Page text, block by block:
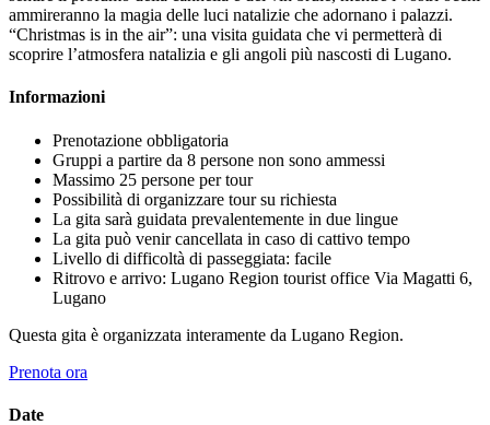
ammireranno la magia delle luci natalizie che adornano i palazzi.
“Christmas is in the air”: una visita guidata che vi permetterà di
scoprire l’atmosfera natalizia e gli angoli più nascosti di Lugano.
Informazioni
Prenotazione obbligatoria
Gruppi a partire da 8 persone non sono ammessi
Massimo 25 persone per tour
Possibilità di organizzare tour su richiesta
La gita sarà guidata prevalentemente in due lingue
La gita può venir cancellata in caso di cattivo tempo
Livello di difficoltà di passeggiata: facile
Ritrovo e arrivo: Lugano Region tourist office Via Magatti 6,
Lugano
Questa gita è organizzata interamente da Lugano Region.
Prenota ora
Date